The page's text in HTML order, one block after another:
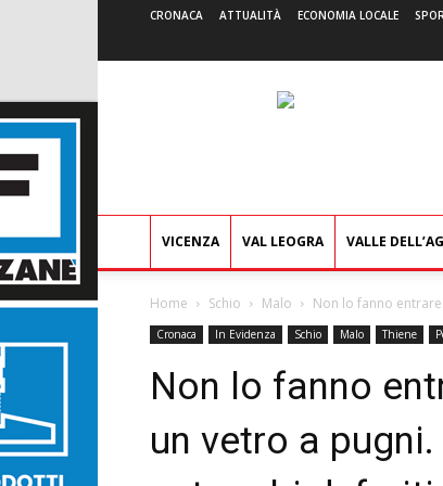
CRONACA ATTUALITÀ ECONOMIA LOCALE
VICENZA VAL LEOGRA VALLE
Home Schio Malo Non lo fanno
Cronaca In Evidenza Schio Malo Thiene
Non lo fanno
un vetro a